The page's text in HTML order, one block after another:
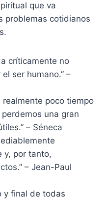
que va
problemas cotidianos
críticamente no
ser humano.” –
realmente poco tiempo
una gran
– Séneca
y, por tanto,
– Jean-Paul
y final de todas